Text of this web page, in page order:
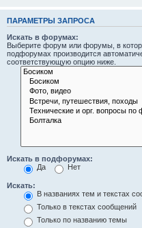
ПАРАМЕТРЫ ЗАПРОСА
Искать в форумах:
Выберите форум или форумы, в
подфорумах производится
соответствующую опцию ниже.
Искать в подфорумах:
Да
Нет
Искать:
В названиях тем и текстах
Только в текстах сообщений
Только по названию темы